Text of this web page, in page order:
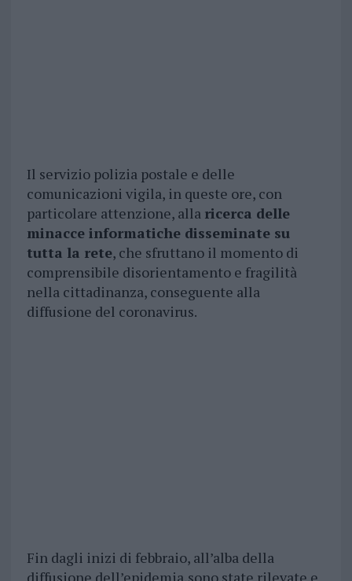
Il servizio polizia postale e delle
comunicazioni vigila, in queste ore, con
particolare attenzione, alla ricerca delle
minacce informatiche disseminate su
tutta la rete, che sfruttano il momento di
comprensibile disorientamento e fragilità
nella cittadinanza, conseguente alla
diffusione del coronavirus.
Fin dagli inizi di febbraio, all’alba della